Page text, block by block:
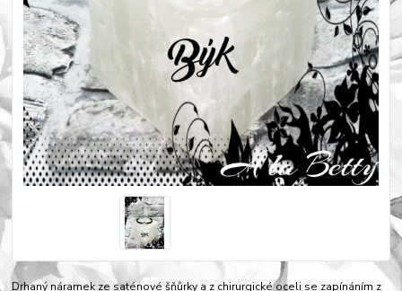
Drhaný náramek ze saténové šňůrky a z chirurgické oceli se zapínáním z